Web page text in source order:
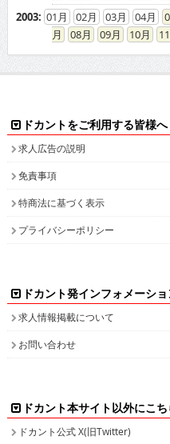
2003: 01 02 03 04
08
09 10 11
ドカントをご利用する皆様へ
求人広告の説明
免責事項
特商法に基づく表示
プライバシーポリシー
ドカント発インフォメーショ
求人情報掲載について
お問い合わせ
ドカント本サイト以外にこち
ドカント公式 X(旧Twitter)